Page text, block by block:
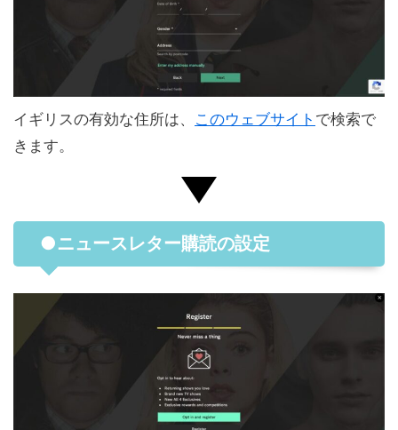
イギリスの有効な住所は、 このウェブサイト で検索で
きます。
●ニュースレター購読の設定